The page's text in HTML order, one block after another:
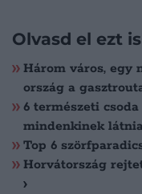
Olvasd el ezt
Három város, egy
ország a
6 természeti
mindenkinek
Top 6
Horvátország